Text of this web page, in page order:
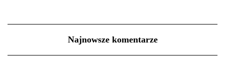
Najnowsze komentarze